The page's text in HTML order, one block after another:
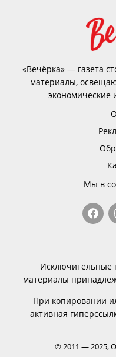
«Вечёрка» — газета
материалы,
экономические
Мы в
Исключительные
материалы
При копировании
активная
© 2011 — 2025,